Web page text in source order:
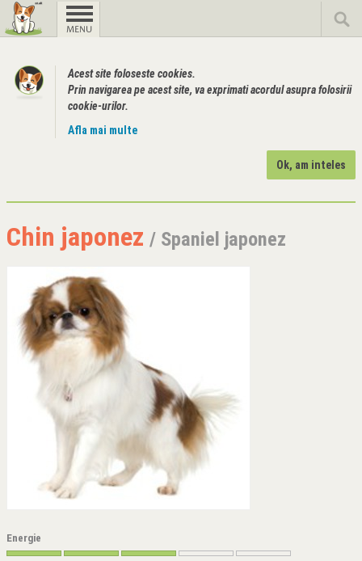
Acest site foloseste cookies.
Prin navigarea pe acest site, va exprimati acordul asupra folosirii
cookie-urilor.
Afla mai multe
Ok, am inteles
Chin japonez / Spaniel japonez
Energie